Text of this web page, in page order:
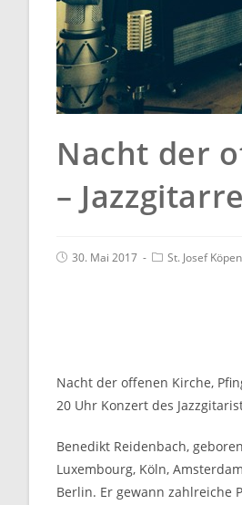
Nacht der
–
30. Mai 2017 St. Josef
Nacht der offenen Kirche,
20 Uhr Konzert des
Benedikt Reidenbach,
Luxembourg, Köln,
Berlin. Er gewann zahlreiche